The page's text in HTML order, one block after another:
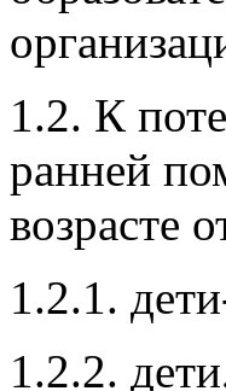
1.2. К
ранней
возрасте
1.2.1.